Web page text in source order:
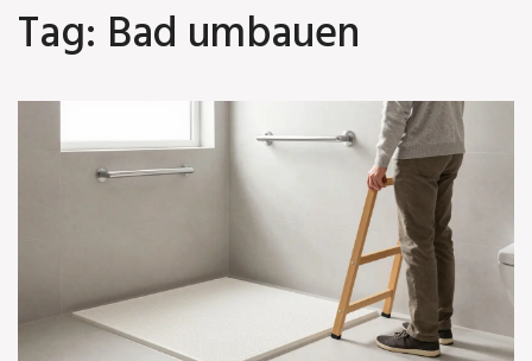
Tag: Bad umbauen